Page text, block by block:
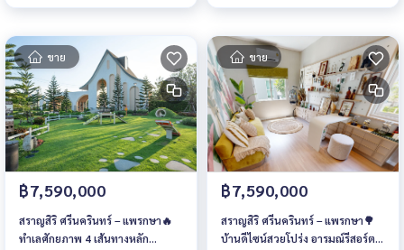
ขาย
฿7,590,000
สราญสิริ ศรีนครินทร์ – แพรกษา🔥
ทำเลศักยภาพ 4 เส้นทางหลัก
ขาย
฿7,590,000
สราญสิริ ศรีนครินทร์ – แพรกษา🌳
บ้านดีไซน์สวยโปร่ง อารมณ์รีสอร์ต